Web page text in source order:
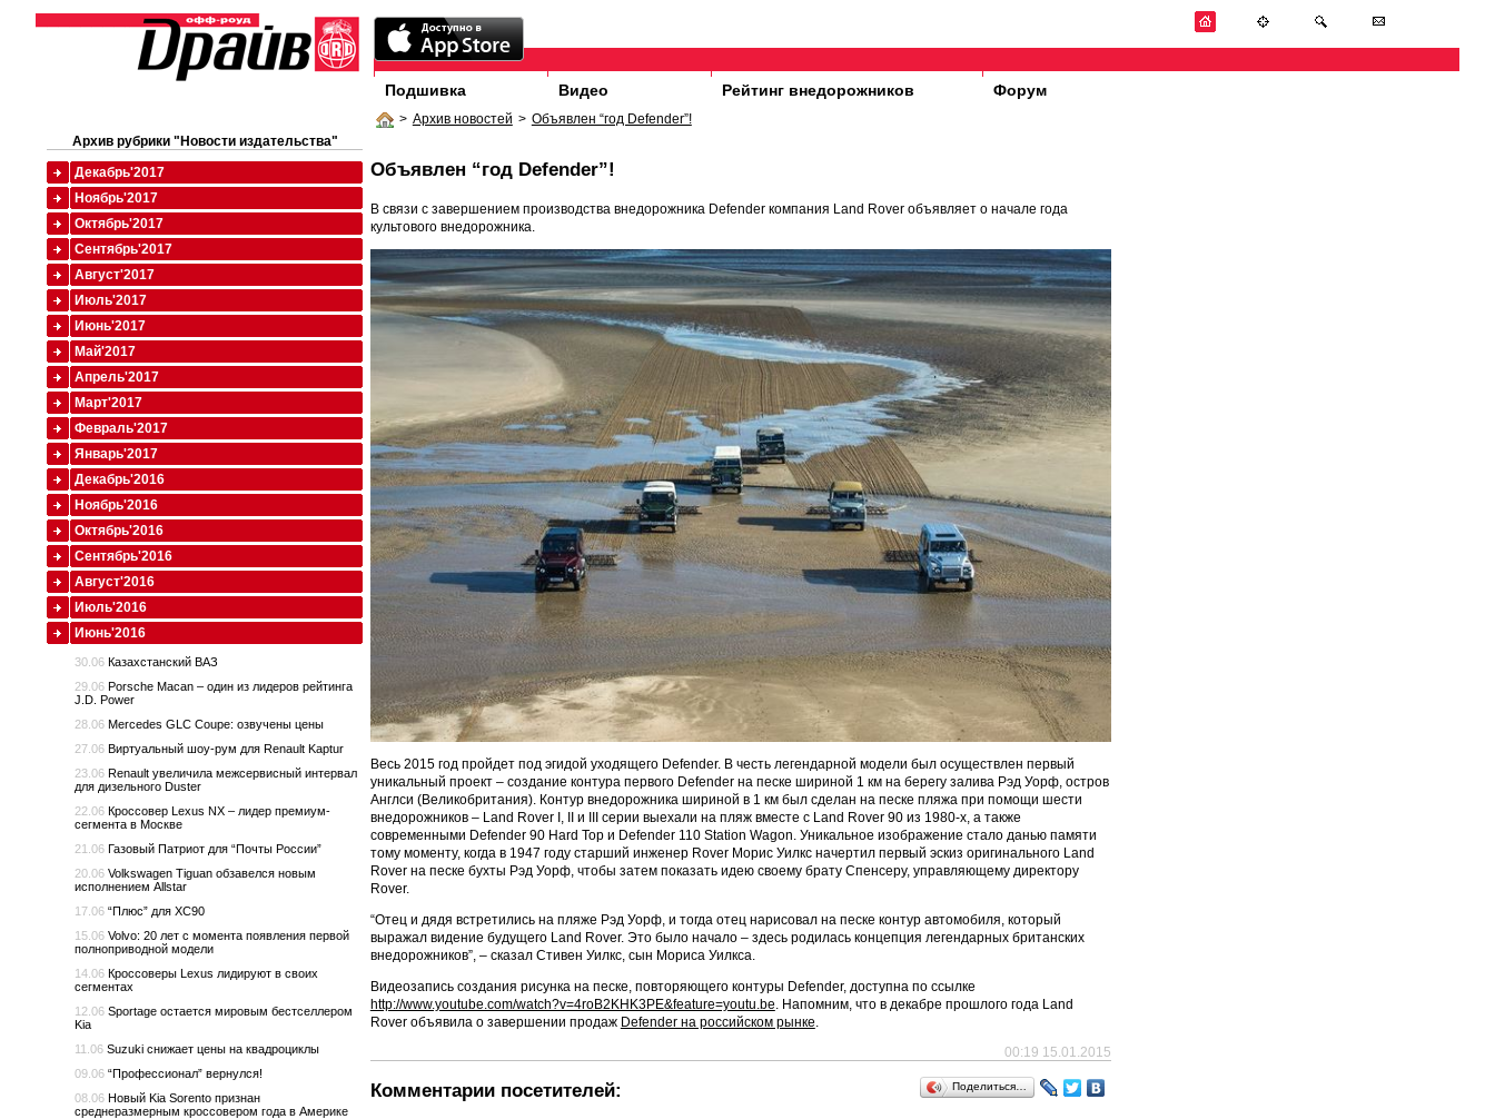
Подшивка Видео Рейтинг внедорожников Форум
> Архив новостей > Объявлен “год Defender”!
Объявлен “год Defender”!
В связи с завершением производства внедорожника Defender компания Land Rover объявляет о начале года
культового внедорожника.
Весь 2015 год пройдет под эгидой уходящего Defender. В честь легендарной модели был осуществлен первый
уникальный проект – создание контура первого Defender на песке шириной 1 км на берегу залива Рэд Уорф, остров
Англси (Великобритания). Контур внедорожника шириной в 1 км был сделан на песке пляжа при помощи шести
внедорожников – Land Rover I, II и III серии выехали на пляж вместе с Land Rover 90 из 1980-х, а также
современными Defender 90 Hard Top и Defender 110 Station Wagon. Уникальное изображение стало данью памяти
тому моменту, когда в 1947 году старший инженер Rover Морис Уилкс начертил первый эскиз оригинального Land
Rover на песке бухты Рэд Уорф, чтобы затем показать идею своему брату Спенсеру, управляющему директору
Rover.
“Отец и дядя встретились на пляже Рэд Уорф, и тогда отец нарисовал на песке контур автомобиля, который
выражал видение будущего Land Rover. Это было начало – здесь родилась концепция легендарных британских
внедорожников”, – сказал Стивен Уилкс, сын Мориса Уилкса.
Видеозапись создания рисунка на песке, повторяющего контуры Defender, доступна по ссылке
http://www.youtube.com/watch?v=4roB2KHK3PE&feature=youtu.be. Напомним, что в декабре прошлого года Land
Rover объявила о завершении продаж Defender на российском рынке.
00:19 15.01.2015
Поделиться…
Комментарии посетителей:
Архив рубрики "Новости издательства"
Декабрь'2017
Ноябрь'2017
Октябрь'2017
Сентябрь'2017
Август'2017
Июль'2017
Июнь'2017
Май'2017
Апрель'2017
Март'2017
Февраль'2017
Январь'2017
Декабрь'2016
Ноябрь'2016
Октябрь'2016
Сентябрь'2016
Август'2016
Июль'2016
Июнь'2016
30.06 Казахстанский ВАЗ
29.06 Porsche Macan – один из лидеров рейтинга
J.D. Power
28.06 Mercedes GLC Coupe: озвучены цены
27.06 Виртуальный шоу-рум для Renault Kaptur
23.06 Renault увеличила межсервисный интервал
для дизельного Duster
22.06 Кроссовер Lexus NX – лидер премиум-
сегмента в Москве
21.06 Газовый Патриот для “Почты России”
20.06 Volkswagen Tiguan обзавелся новым
исполнением Allstar
17.06 “Плюс” для XC90
15.06 Volvo: 20 лет с момента появления первой
полноприводной модели
14.06 Кроссоверы Lexus лидируют в своих
сегментах
12.06 Sportage остается мировым бестселлером
Kia
11.06 Suzuki снижает цены на квадроциклы
09.06 “Профессионал” вернулся!
08.06 Новый Kia Sorento признан
среднеразмерным кроссовером года в Америке